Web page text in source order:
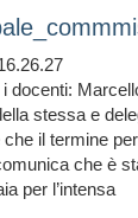
docenti:
stessa e
il termine
che è
per l’intensa